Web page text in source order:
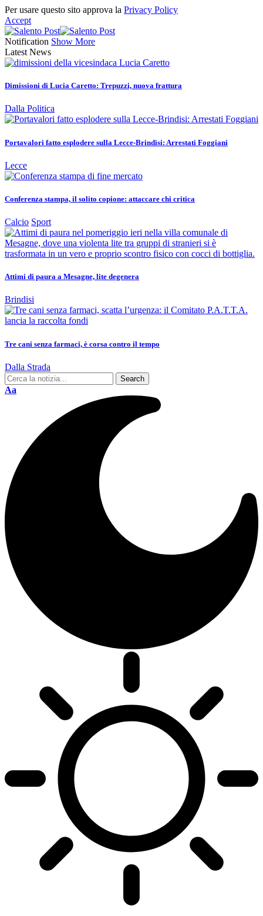
Per usare questo sito approva la Privacy Policy
Accept
Notification Show More
Latest News
Dimissioni di Lucia Caretto: Trepuzzi, nuova frattura
Dalla Politica
Portavalori fatto esplodere sulla Lecce-Brindisi: Arrestati Foggiani
Lecce
Conferenza stampa, il solito copione: attaccare chi critica
Calcio Sport
Attimi di paura a Mesagne, lite degenera
Brindisi
Tre cani senza farmaci, è corsa contro il tempo
Dalla Strada
Aa